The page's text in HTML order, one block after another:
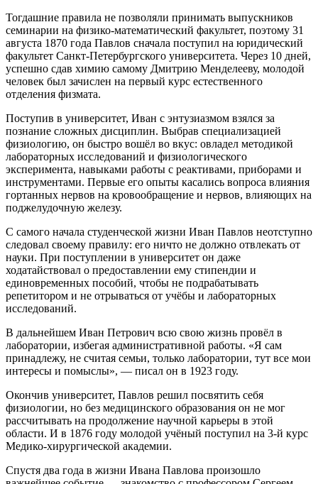
Тогдашние правила не позволяли принимать выпускников
семинарии на физико-математический факультет, поэтому 31
августа 1870 года Павлов сначала поступил на юридический
факультет Санкт-Петербургского университета. Через 10 дней,
успешно сдав химию самому Дмитрию Менделееву, молодой
человек был зачислен на первый курс естественного
отделения физмата.
Поступив в университет, Иван с энтузиазмом взялся за
познание сложных дисциплин. Выбрав специализацией
физиологию, он быстро вошёл во вкус: овладел методикой
лабораторных исследований и физиологического
эксперимента, навыками работы с реактивами, приборами и
инструментами. Первые его опыты касались вопроса влияния
гортанных нервов на кровообращение и нервов, влияющих на
поджелудочную железу.
С самого начала студенческой жизни Иван Павлов неотступно
следовал своему правилу: его ничто не должно отвлекать от
науки. При поступлении в университет он даже
ходатайствовал о предоставлении ему стипендии и
единовременных пособий, чтобы не подрабатывать
репетитором и не отрываться от учёбы и лабораторных
исследований.
В дальнейшем Иван Петрович всю свою жизнь провёл в
лаборатории, избегая административной работы. «Я сам
принадлежу, не считая семьи, только лаборатории, тут все мои
интересы и помыслы», — писал он в 1923 году.
Окончив университет, Павлов решил посвятить себя
физиологии, но без медицинского образования он не мог
рассчитывать на продолжение научной карьеры в этой
области. И в 1876 году молодой учёный поступил на 3-й курс
Медико-хирургической академии.
Спустя два года в жизни Ивана Павлова произошло